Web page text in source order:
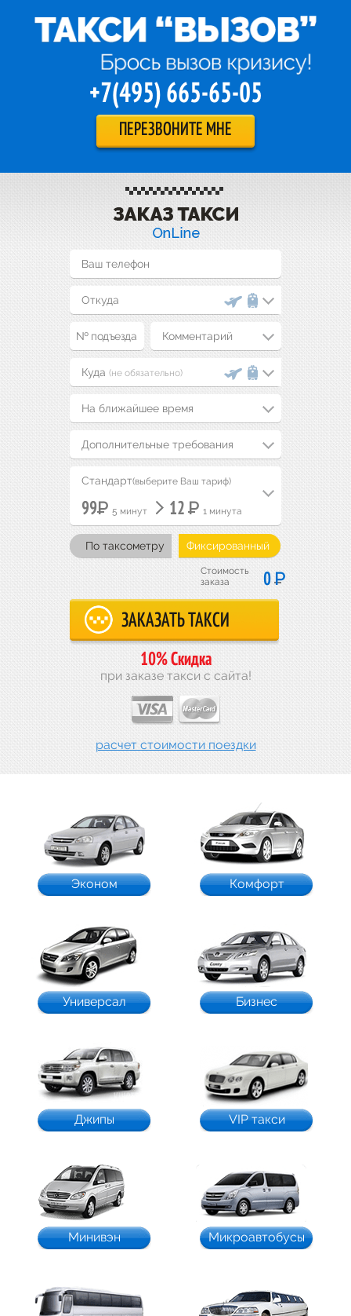
+7(495) 665-65-05
ПЕРЕЗВОНИТЕ МНЕ
Комментарий
(не обязательно)
На ближайшее время
Дополнительные требования
Стандарт(выберите Ваш тариф)
99Р 5 минут 12 Р 1 минута
По таксометру Фиксированный
Стоимость
заказа
0Р
10% Скидка
при заказе такси с сайта!
расчет стоимости поездки
Эконом Комфорт
Универсал Бизнес
Джипы VIP такси
Минивэн Микроавтобусы